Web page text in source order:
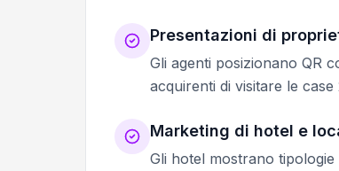
Presentazioni di
Gli agenti posizionano QR
acquirenti di visitare le
Marketing di hotel e
Gli hotel mostrano